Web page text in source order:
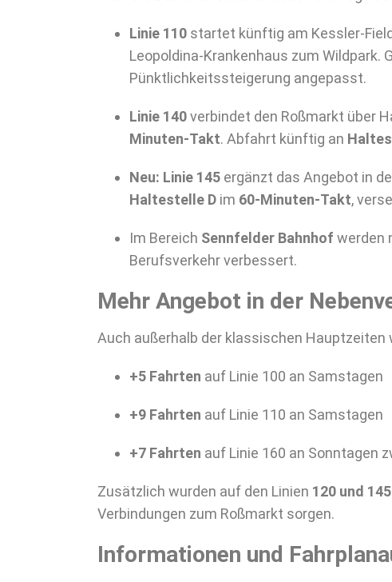
Linie 110 startet künftig am Kessler-
Leopoldina-Krankenhaus zum Wildpark.
Pünktlichkeitssteigerung angepasst.
Linie 140verbindet den Roßmarkt über
Minuten-Takt. Abfahrt künftig an
Neu: Linie 145 ergänzt das Angebot in
Haltestelle D im 60-Minuten-Takt,
Im Bereich Sennfelder Bahnhof werden
Berufsverkehr verbessert.
Mehr Angebot in der
Auch außerhalb der klassischen
+5 Fahrten auf Linie 100 an Samstagen
+9 Fahrten auf Linie 110 an Samstagen
+7 Fahrten auf Linie 160 an Sonntagen
Zusätzlich wurden auf den Linien 120 und 145
Verbindungen zum Roßmarkt sorgen.
Informationen und